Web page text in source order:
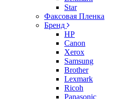
Star
Факсовая Пленка
Бренд
HP
Canon
Xerox
Samsung
Brother
Lexmark
Ricoh
Panasonic